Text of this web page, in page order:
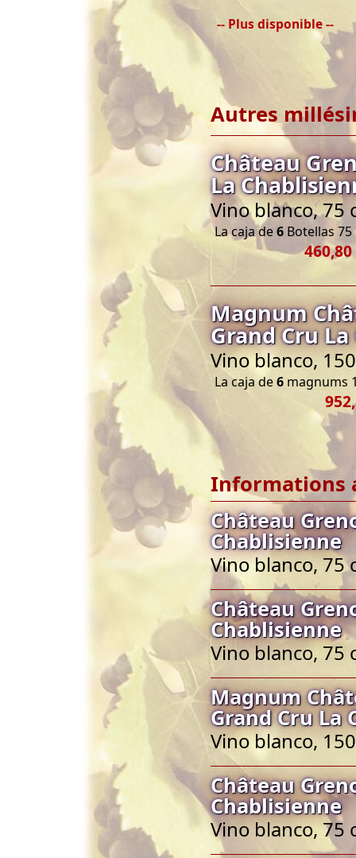
-- Plus disponible --
Autres
Château
La
Vino blanco, 75
La caja de6 Botellas 75
460,80
Magnum
Grand Cru
Vino blanco,
La caja de6 magnums
Informations
Château
Chablisienne
Vino blanco, 75
Château
Chablisienne
Vino blanco, 75
Magnum
Grand Cru La
Vino blanco,
Château
Chablisienne
Vino blanco, 75